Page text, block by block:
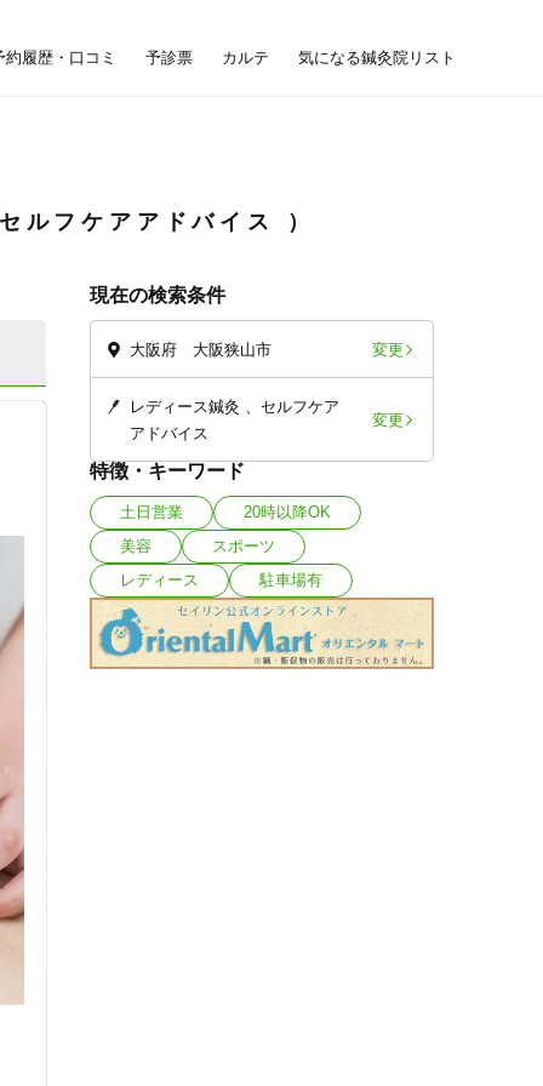
約履歴・口コミ 予診票 カルテ 気になる鍼灸院リスト
ルフケアアドバイス
現在の検索条件
大阪府 大阪狭山市 変更
レディース鍼灸
セルフケア
アドバイス
変更
特徴・キーワード
土日営業
20時以降OK
美容
スポーツ
レディース
駐車場有